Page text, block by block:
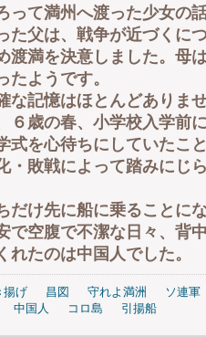
て満州へ渡った少女の
父は、戦争が近づくに
渡満を決意しました。母
ようです。
記憶はほとんどありま
６歳の春、小学校入学前
式を心待ちにしていたこ
・敗戦によって踏みにじ
け先に船に乗ることに
で空腹で不潔な日々、背
たのは中国人でした。
揚げ 昌図 守れよ満洲
ソ連軍
中国人 コロ島 引揚船